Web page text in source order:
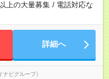
上の大量募集 / 電話対応な
詳細へ
ビグループ）